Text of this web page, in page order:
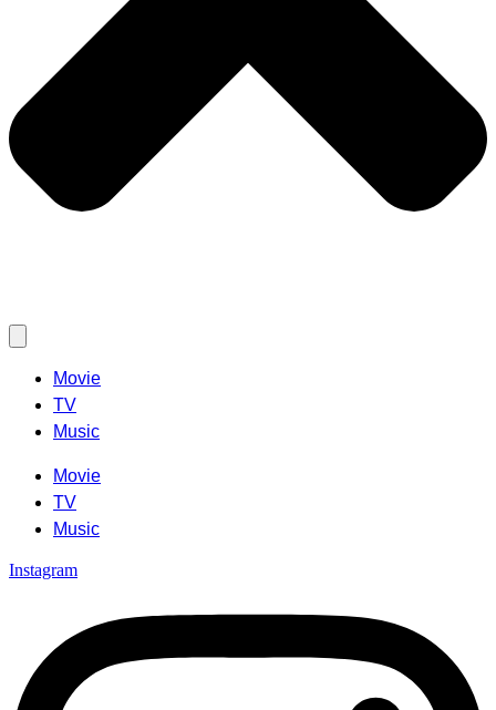
Movie
TV
Music
Movie
TV
Music
Instagram